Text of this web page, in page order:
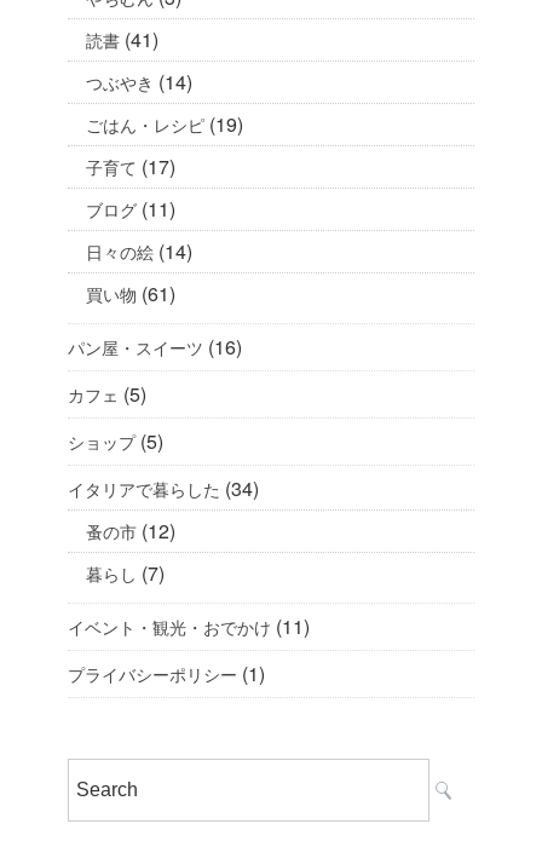
読書 (41)
つぶやき (14)
ごはん・レシピ (19)
子育て (17)
ブログ (11)
日々の絵 (14)
買い物 (61)
パン屋・スイーツ (16)
カフェ (5)
ショップ(5)
イタリアで暮らした (34)
蚤の市 (12)
暮らし (7)
イベント・観光・おでかけ (11)
プライバシーポリシー (1)